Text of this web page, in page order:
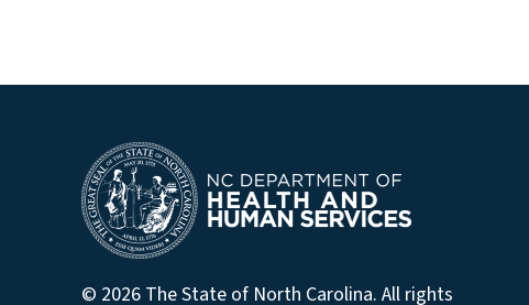
© 2026 The State of North Carolina. All rights